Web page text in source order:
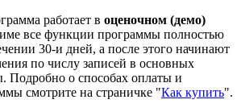
работает в оценочном (демо)
все функции программы полностью
30-и дней, а после этого начинают
по числу записей в основных
Подробно о способах оплаты и
смотрите на страничке "Как купить".